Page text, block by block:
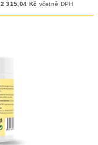
2 315,04 Kč včetně DPH